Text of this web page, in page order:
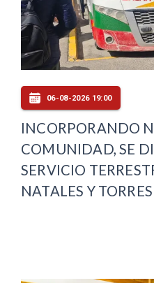
06-08-2026 19:00
INCORPORANDO
COMUNIDAD, SE
SERVICIO
NATALES Y